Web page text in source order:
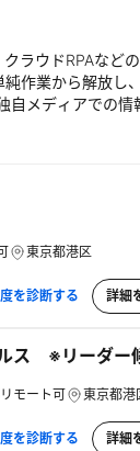
ラウドRPAなど
作業から解放し
自メディアでの情
東京都港区
を診断する 詳細
ルス ※リーダー
モート可 東京都港
を診断する 詳細